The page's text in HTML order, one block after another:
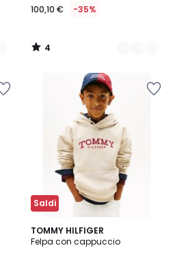
100,10 € -35%
4
/
Saldi
TOMMY HILFIGER
Felpa con cappuccio
2
Colori